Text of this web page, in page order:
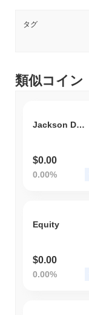
タグ
類似コイン
Jackson DAO
$0.00
0.00%
Equity
$0.00
0.00%